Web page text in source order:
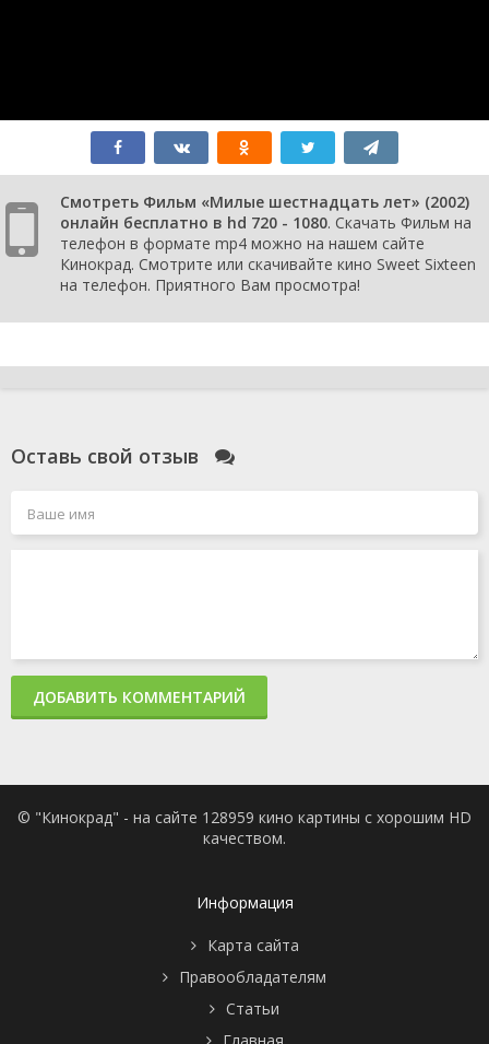
Смотреть Фильм «Милые шестнадцать лет» (2002)
онлайн бесплатно в hd 720 - 1080. Скачать Фильм на
телефон в формате mp4 можно на нашем сайте
Кинокрад. Смотрите или скачивайте кино Sweet Sixteen
на телефон. Приятного Вам просмотра!
Оставь свой отзыв
ДОБАВИТЬ КОММЕНТАРИЙ
© "Кинокрад" - на сайте 128959 кино картины с хорошим HD
качеством.
Информация
Карта сайта
Правообладателям
Статьи